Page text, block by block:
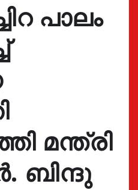
പാലം
മന്ത്രി
ബിന്ദു